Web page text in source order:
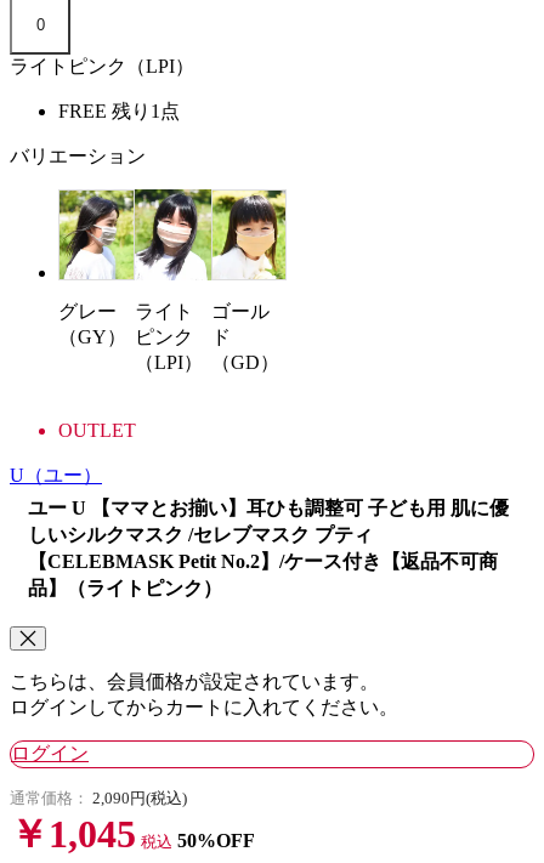
0
ライトピンク（LPI）
FREE 残り1点
バリエーション
グレー
（GY）
ライト
ピンク
（LPI）
ゴール
ド
（GD）
OUTLET
U （ユー）
ユー U 【ママとお揃い】耳ひも調整可 子ども用 肌に優
しいシルクマスク /セレブマスク プティ
【CELEBMASK Petit No.2】/ケース付き【返品不可商
品】（ライトピンク）
こちらは、会員価格が設定されています。
ログインしてからカートに入れてください。
ログイン
通常価格： 2,090円(税込)
￥1,045 税込 50%OFF